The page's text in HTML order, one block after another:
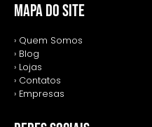
MAPA DO SITE
› Quem Somos
› Blog
› Lojas
› Contatos
› Empresas